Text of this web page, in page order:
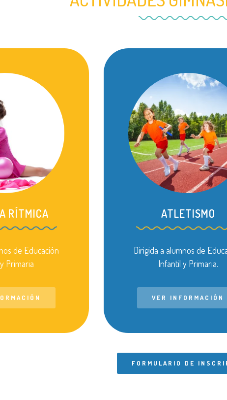
RÍTMICA
de Educación
Primaria
ATLETISMO
Dirigida a alumnos de
Infantil y Primaria.
VER INFORMACIÓN
FORMULARIO DE